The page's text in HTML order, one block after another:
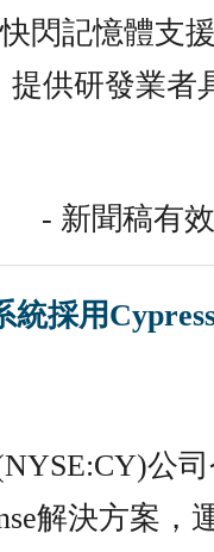
閃記憶體支
提供研發業
- 新聞稿有
採用
公
解決方案